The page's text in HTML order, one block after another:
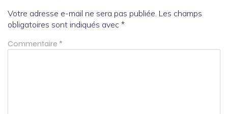
Votre adresse e-mail ne sera pas publiée. Les champs
obligatoires sont indiqués avec *
Commentaire *